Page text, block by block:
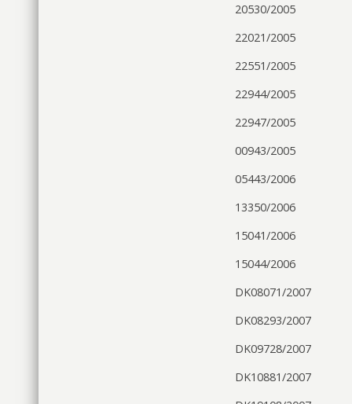
20530/2005
22021/2005
22551/2005
22944/2005
22947/2005
00943/2005
05443/2006
13350/2006
15041/2006
15044/2006
DK08071/2007
DK08293/2007
DK09728/2007
DK10881/2007